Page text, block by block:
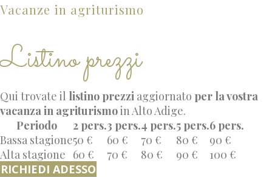
Vacanze in agriturismo
Listino prezzi
Qui trovate il listino prezzi aggiornato per la vostra
vacanza in agriturismoin Alto Adige.
Periodo
2 pers.3 pers.4 pers.5 pers.6 pers.
Bassa stagione50 € 60 € 70 € 80 €
90 €
Alta stagione 60 € 70 € 80 € 90 €
100 €
RICHIEDI ADESSO